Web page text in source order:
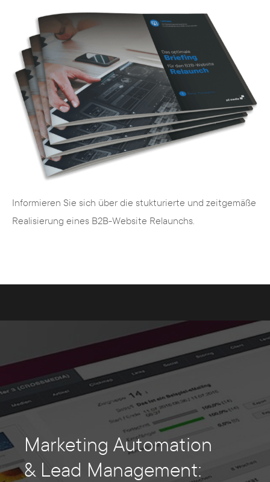
Informieren Sie sich über die stukturierte und zeitgemäße
Realisierung eines B2B-Website Relaunchs.
Marketing Automation
& Lead Management: